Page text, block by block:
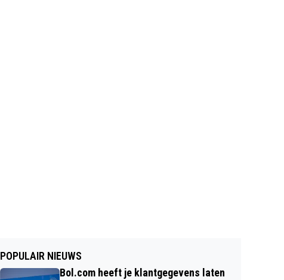
POPULAIR NIEUWS
Bol.com heeft je klantgegevens laten